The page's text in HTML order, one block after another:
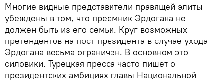
Многие видные представители правящей элиты
убеждены в том, что преемник Эрдогана не
должен быть из его семьи. Круг возможных
претендентов на пост президента в случае ухода
Эрдогана весьма ограничен. В основном это
силовики. Турецкая пресса часто пишет о
президентских амбициях главы Национальной